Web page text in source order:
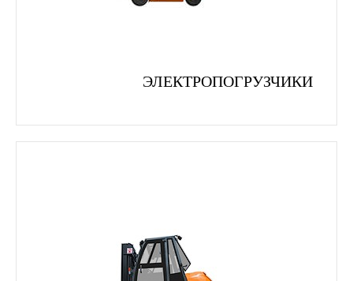
ЭЛЕКТРОПОГРУЗЧИКИ